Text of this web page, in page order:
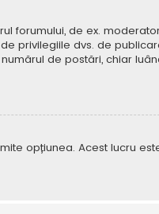
forumului, de ex.
privilegiile dvs. de
de postări, chiar
opțiunea. Acest lucru